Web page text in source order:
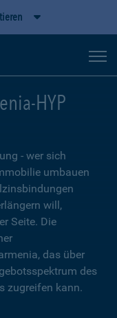
HYP
- wer sich
umbauen
will,
Seite. Die
das über
des
zugreifen kann.